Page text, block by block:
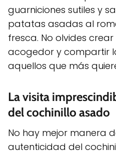
guarniciones sutiles y
patatas asadas al
fresca. No olvides
acogedor y compartir
aquellos que más
La visita
del cochinillo asado
No hay mejor manera
autenticidad del